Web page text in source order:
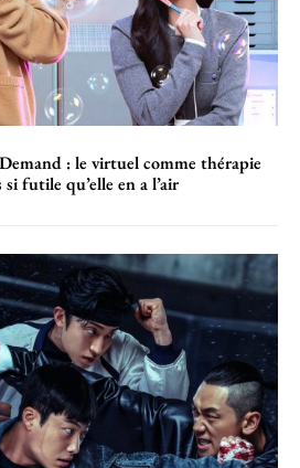
: le virtuel comme thérapie
futile qu’elle en a l’air